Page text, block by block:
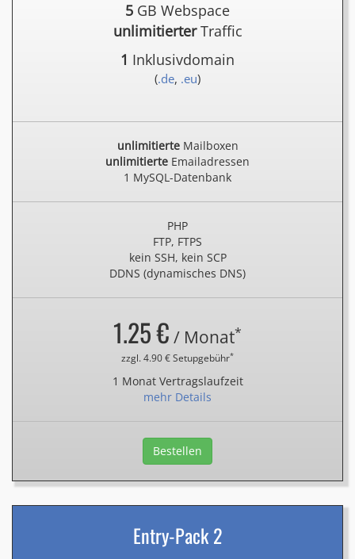
5 GB Webspace
unlimitierterTraffic
1 Inklusivdomain
(.de, .eu)
unlimitierteMailboxen
unlimitierte Emailadressen
1 MySQL-Datenbank
PHP
FTP, FTPS
kein SSH, kein SCP
DDNS (dynamisches DNS)
1.25 € / Monat*
zzgl. 4.90 € Setupgebühr*
1 Monat Vertragslaufzeit
mehr Details
Bestellen
Entry-Pack 2